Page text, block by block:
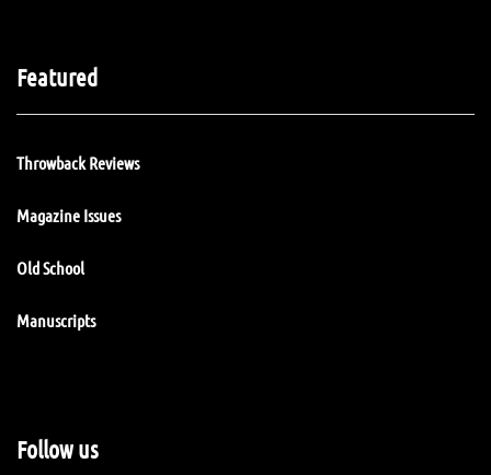
Featured
Throwback Reviews
Magazine Issues
Old School
Manuscripts
Follow us